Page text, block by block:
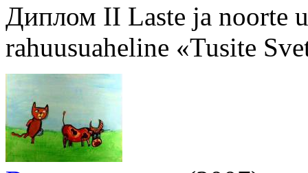
Диплом II Laste ja noorte
rahuusuaheline «Tusite